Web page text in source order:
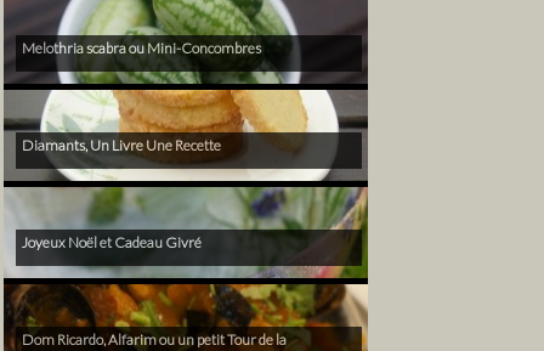
Melothria scabra ou Mini-Concombres
Diamants, Un Livre Une Recette
Joyeux Noël et Cadeau Givré
Dom Ricardo, Alfarim ou un petit Tour de la